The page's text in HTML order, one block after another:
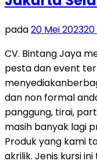
pada20 Mei 202320
CV. Bintang Jaya
pesta dan event
dan non formal
panggung, tirai,
masih banyak lagi
Produk yang kami
akrilik. Jenis kursi